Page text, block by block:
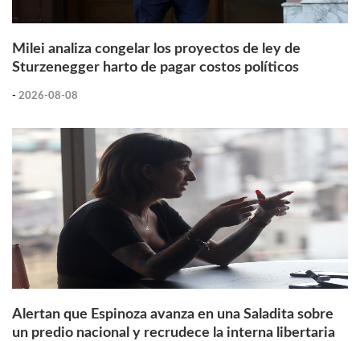
Milei analiza congelar los proyectos de ley de
Sturzenegger harto de pagar costos políticos
- 2026-08-08
Alertan que Espinoza avanza en una Saladita sobre
un predio nacional y recrudece la interna libertaria